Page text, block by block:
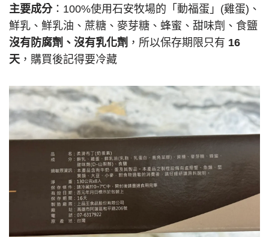
主要成分：100%使用石安牧場的「動福蛋」(雞蛋)、
鮮乳、鮮乳油、蔗糖、麥芽糖、蜂蜜、甜味劑、食鹽
沒有防腐劑、沒有乳化劑 ，所以保存期限只有 16
天 ，購買後記得要冷藏